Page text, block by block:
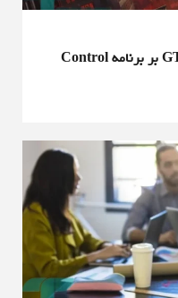
طراح ارشد گیم پلی تاثیر عرضه GTA 6 بر برنامه Control